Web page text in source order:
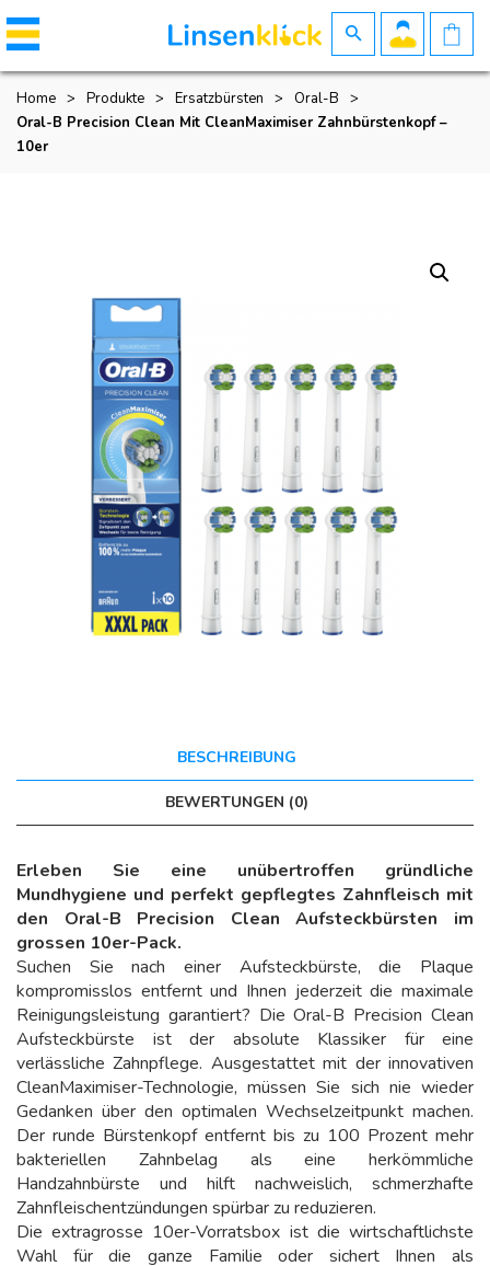
Home > Produkte > Ersatzbürsten > Oral-B
>
Oral-B Precision Clean Mit CleanMaximiser Zahnbürstenkopf –
10er
BESCHREIBUNG
BEWERTUNGEN (0)
Erleben Sie eine unübertroffen gründliche
Mundhygiene und perfekt gepflegtes Zahnfleisch mit
den Oral-B Precision Clean Aufsteckbürsten im
grossen 10er-Pack.
Suchen Sie nach einer Aufsteckbürste, die Plaque
kompromisslos entfernt und Ihnen jederzeit die maximale
Reinigungsleistung garantiert? Die Oral-B Precision Clean
Aufsteckbürste ist der absolute Klassiker für eine
verlässliche Zahnpflege. Ausgestattet mit der innovativen
CleanMaximiser-Technologie, müssen Sie sich nie wieder
Gedanken über den optimalen Wechselzeitpunkt machen.
Der runde Bürstenkopf entfernt bis zu 100 Prozent mehr
bakteriellen Zahnbelag als eine herkömmliche
Handzahnbürste und hilft nachweislich, schmerzhafte
Zahnfleischentzündungen spürbar zu reduzieren.
Die extragrosse 10er-Vorratsbox ist die wirtschaftlichste
Wahl für die ganze Familie oder sichert Ihnen als